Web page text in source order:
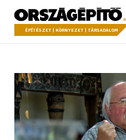
a tartalomhoz
Országépítő
ÉPÍTÉSZET | KÖRNYEZET | TÁRSADALOM